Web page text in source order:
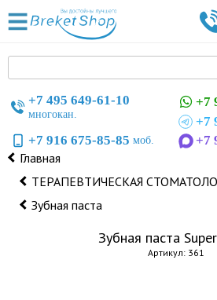
+7 495 649-61-10
многокан.
+7 916 675-85-85 моб.
+7
+7
+7
Главная
ТЕРАПЕВТИЧЕСКАЯ
Зубная паста
Зубная паста
Артикул: 361